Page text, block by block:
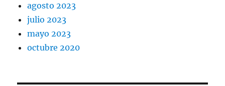
agosto 2023
julio 2023
mayo 2023
octubre 2020